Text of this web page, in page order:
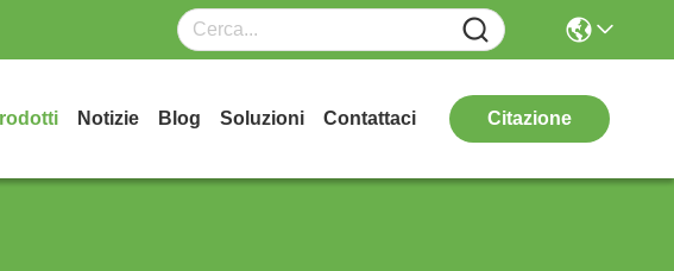
Notizie Blog Soluzioni Contattaci Citazione